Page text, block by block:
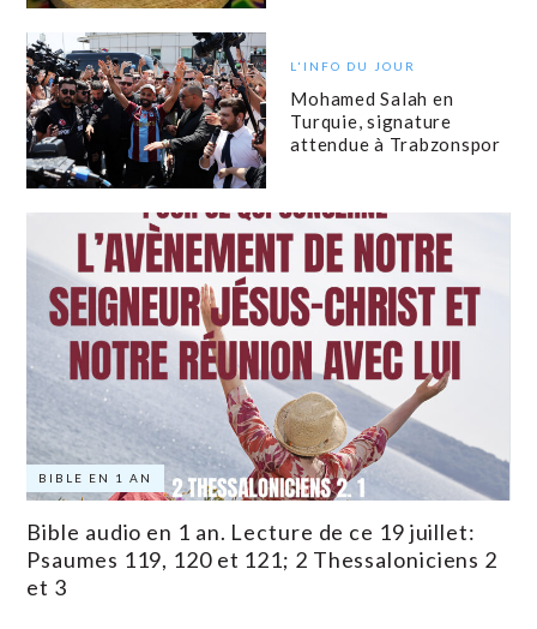
L'INFO DU JOUR
Mohamed Salah en
Turquie, signature
attendue à Trabzonspor
BIBLE EN 1 AN
Bible audio en 1 an. Lecture de ce 19 juillet:
Psaumes 119, 120 et 121; 2 Thessaloniciens 2
et 3